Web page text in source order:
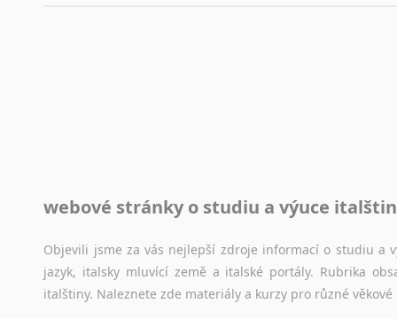
Jazykový korpus je elektronický soubor autentických
původního zdroje textu.
Ostatní pomůcky pro překladatele
webové stránky o studiu a výuce
Objevili jsme za vás nejlepší zdroje informací o studiu a
jazyk, italsky mluvící země a italské portály. Rubrika
italštiny. Naleznete zde materiály a kurzy pro různé věkové